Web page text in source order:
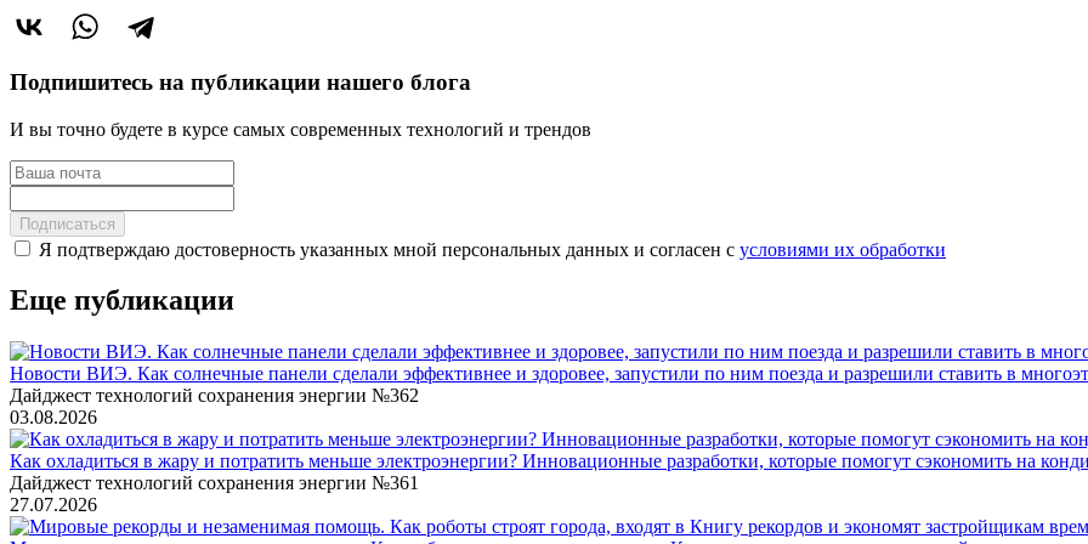
Подпишитесь на публикации нашего блога
И вы точно будете в курсе самых современных технологий и трендов
Подписаться
Я подтверждаю достоверность указанных мной персональных данных и согласен с условиями их обработки
Еще публикации
Новости ВИЭ. Как солнечные панели сделали эффективнее и здоровее, запустили по ним поезда и разрешили ставить в
Дайджест технологий сохранения энергии №362
03.08.2026
Как охладиться в жару и потратить меньше электроэнергии? Инновационные разработки, которые помогут сэкономить на
Дайджест технологий сохранения энергии №361
27.07.2026